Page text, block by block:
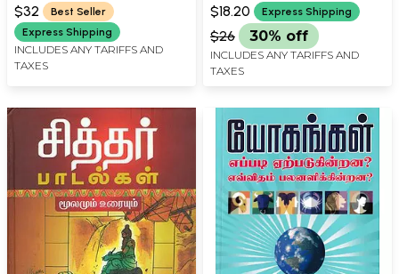
Original With Explanation
(Tamil)
$32
Best Seller
Express Shipping
INCLUDES ANY TARIFFS AND
TAXES
$18.20 Express Shipping
$26 30% off
INCLUDES ANY TARIFFS AND
TAXES